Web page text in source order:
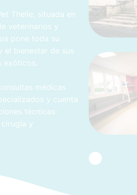
Thelle, situada en
veterinarios y
pone toda su
el bienestar de sus
exóticos.
médicas
y cuenta
técnicas:
y